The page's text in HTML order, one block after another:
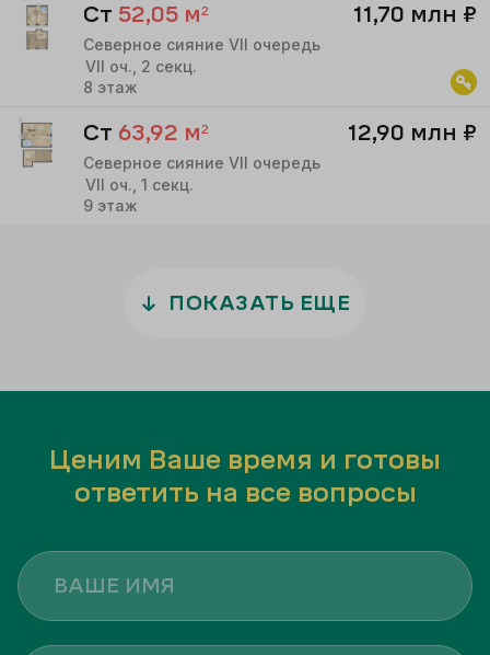
Ст 52,05 м² 11,70 млн ₽
Северное сияние VII очередь
VII оч., 2 секц.
8 этаж
Ст 63,92 м² 12,90 млн ₽
Северное сияние VII очередь
VII оч., 1 секц.
9 этаж
ПОКАЗАТЬ ЕЩЕ
Ценим Ваше время и готовы
ответить на все вопросы